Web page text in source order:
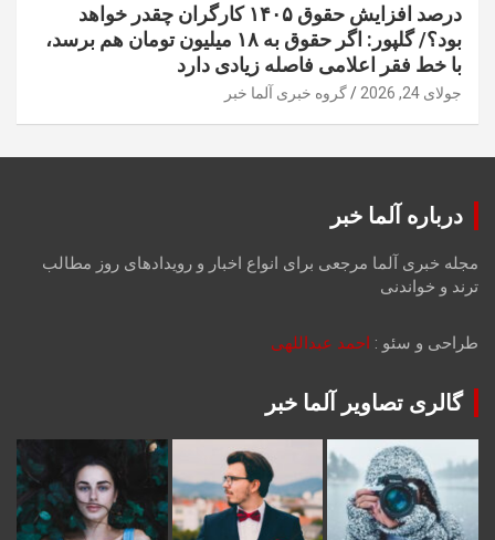
درصد افزایش حقوق ۱۴۰۵ کارگران چقدر خواهد
بود؟/ گلپور: اگر حقوق به ۱۸ میلیون تومان هم برسد،
با خط فقر اعلامی فاصله زیادی دارد
جولای 24, 2026 گروه خبری آلما خبر
درباره آلما خبر
مجله خبری آلما مرجعی برای انواع اخبار و رویدادهای روز مطالب
ترند و خواندنی
طراحی و سئو : احمد عبداللهی
گالری تصاویر آلما خبر